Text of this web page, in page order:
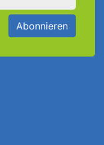
Abonnieren